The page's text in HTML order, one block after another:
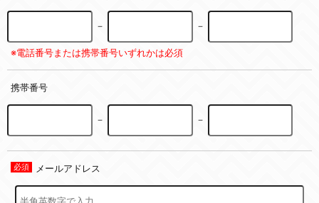
－ －
※電話番号または携帯番号いずれかは必須
携帯番号
－ －
メールアドレス